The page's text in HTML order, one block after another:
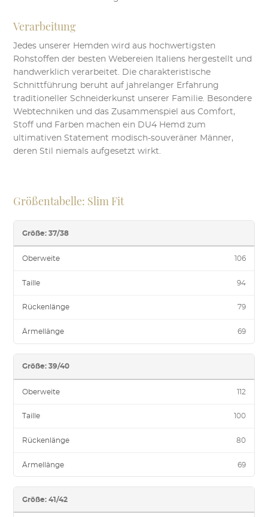
Verarbeitung
Jedes unserer Hemden wird aus hochwertigsten
Rohstoffen der besten Webereien Italiens hergestellt und
handwerklich verarbeitet. Die charakteristische
Schnittführung beruht auf jahrelanger Erfahrung
traditioneller Schneiderkunst unserer Familie. Besondere
Webtechniken und das Zusammenspiel aus Comfort,
Stoff und Farben machen ein DU4 Hemd zum
ultimativen Statement modisch-souveräner Männer,
deren Stil niemals aufgesetzt wirkt.
Größentabelle: Slim Fit
Größe: 37/38
Oberweite 106
Taille 94
Rückenlänge 79
Ärmellänge 69
Größe: 39/40
Oberweite 112
Taille 100
Rückenlänge 80
Ärmellänge 69
Größe: 41/42